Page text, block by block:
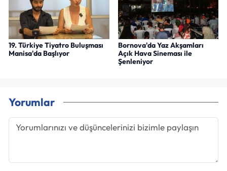
19. Türkiye Tiyatro Buluşması
Manisa'da Başlıyor
Bornova'da Yaz Akşamları
Açık Hava Sineması ile
Şenleniyor
Yorumlar